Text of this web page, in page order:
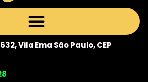
Vila Ema São Paulo, CEP